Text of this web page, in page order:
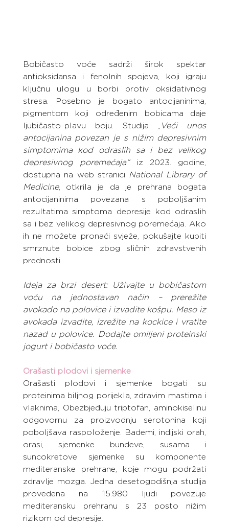
Bobičasto voće sadrži širok spektar
antioksidansa i fenolnih spojeva, koji igraju
ključnu ulogu u borbi protiv oksidativnog
stresa. Posebno je bogato antocijaninima,
pigmentom koji određenim bobicama daje
ljubičasto-plavu boju. Studija „ Veći unos
antocijanina povezan je s nižim depresivnim
simptomima kod odraslih sa i bez velikog
depresivnog poremećaja“ iz 2023. godine,
dostupna na web stranici National Library of
Medicine, otkrila je da je prehrana bogata
antocijaninima povezana s poboljšanim
rezultatima simptoma depresije kod odraslih
sa i bez velikog depresivnog poremećaja. Ako
ih ne možete pronaći svježe, pokušajte kupiti
smrznute bobice zbog sličnih zdravstvenih
prednosti.
Ideja za brzi desert: Uživajte u bobičastom
voću na jednostavan način – prerežite
avokado na polovice i izvadite košpu. Meso iz
avokada izvadite, izrežite na kockice i vratite
nazad u polovice. Dodajte omiljeni proteinski
jogurt i bobičasto voće.
Orašasti plodovi i sjemenke
Orašasti plodovi i sjemenke bogati su
proteinima biljnog porijekla, zdravim mastima i
vlaknima, Obezbjeđuju triptofan, aminokiselinu
odgovornu za proizvodnju serotonina koji
poboljšava raspoloženje. Bademi, indijski orah,
orasi, sjemenke bundeve, susama i
suncokretove sjemenke su komponente
mediteranske prehrane, koje mogu podržati
zdravlje mozga. Jedna desetogodišnja studija
provedena na 15.980 ljudi povezuje
mediteransku prehranu s 23 posto nižim
rizikom od depresije.